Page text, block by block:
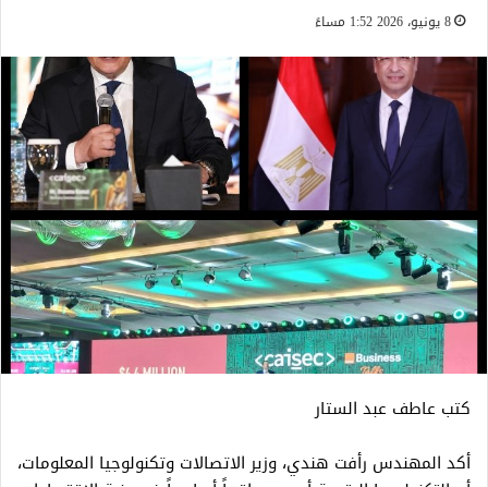
8 يونيو، 2026 1:52 مساءً
كتب عاطف عبد الستار
أكد المهندس رأفت هندي، وزير الاتصالات وتكنولوجيا المعلومات،